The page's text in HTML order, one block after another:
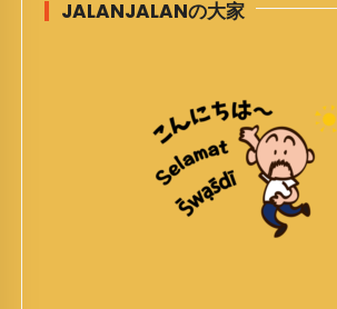
JALANJALANの大家